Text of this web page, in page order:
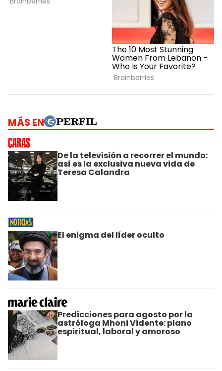
MÁS EN
De la televisión a recorrer el mundo:
así es la exclusiva nueva vida de
Teresa Calandra
El enigma del líder oculto
Predicciones para agosto por la
astróloga Mhoni Vidente: plano
espiritual, laboral y amoroso